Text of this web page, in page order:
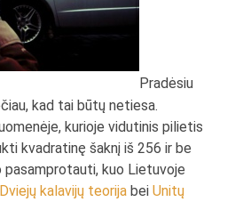
Pradėsiu
kad tai būtų netiesa.
kurioje vidutinis pilietis
kvadratinę šaknį iš 256 ir be
pasamprotauti, kuo Lietuvoje
Dviejų kalavijų teorija beiUnitų